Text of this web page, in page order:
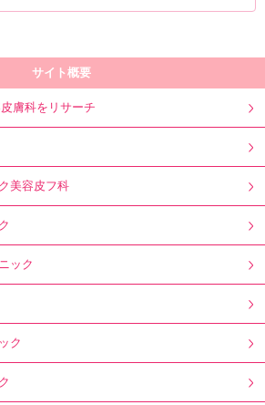
サイト概要
膚科をリサーチ
美容皮フ科
ック
ク